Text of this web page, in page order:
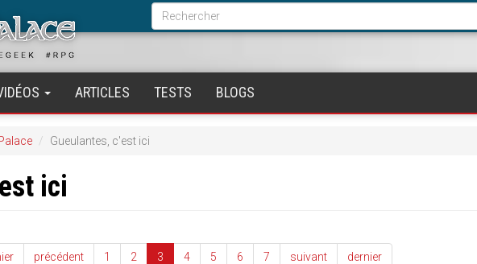
Formulaire
de
recherche
Rechercher
ARTICLES TESTS BLOGS
Gueulantes, c'est ici
ici
précédent 1 2 3 4 5 6 7 suivant dernier